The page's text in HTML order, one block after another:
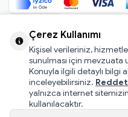
© 2026 Mamacı Teyze ·
Mesafeli
Pati Puan
Gizlilik ve
KVKK
Çerez Kullanımı
Kişisel verileriniz,
sunulması için mevzuata
Konuyla ilgili detaylı bilgi
inceleyebilirsiniz. Reddet
yalnızca internet
kullanılacaktır.